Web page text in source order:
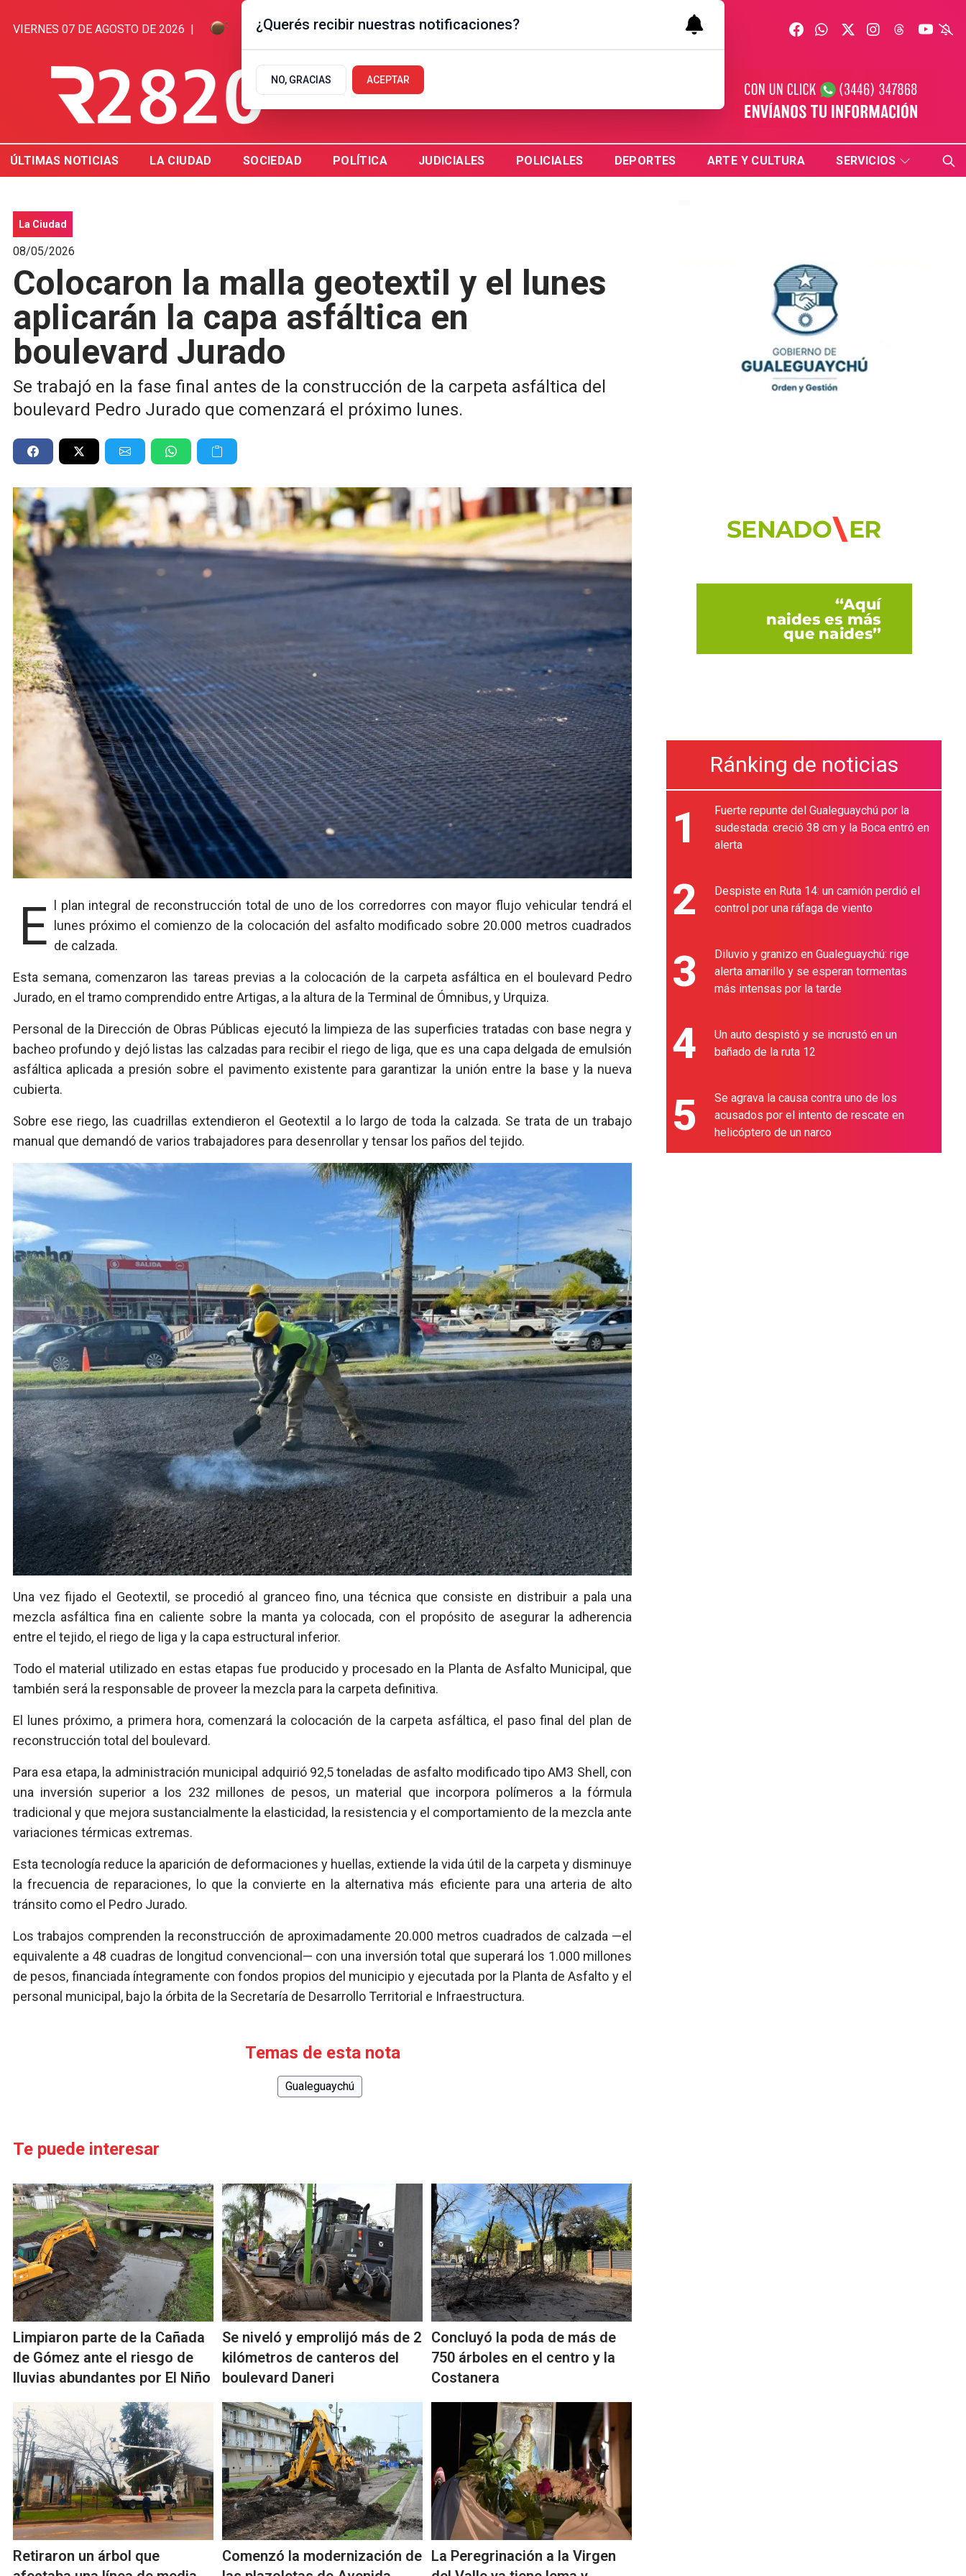
VIERNES 07 DE AGOSTO DE 2026 | 8.3ºC | GUALEGUAYCHÚ, AR
ÚLTIMAS NOTICIAS LA CIUDAD SOCIEDAD POLÍTICA JUDICIALES POLICIALES DEPORTES ARTE Y CULTURA SERVICIOS
La Ciudad
08/05/2026
Colocaron la malla geotextil y el lunes
aplicarán la capa asfáltica en
boulevard Jurado
Se trabajó en la fase final antes de la construcción de la carpeta asfáltica del
boulevard Pedro Jurado que comenzará el próximo lunes.
El plan integral de reconstrucción total de uno de los corredorres con mayor flujo vehicular tendrá el
lunes próximo el comienzo de la colocación del asfalto modificado sobre 20.000 metros cuadrados
de calzada.
Esta semana, comenzaron las tareas previas a la colocación de la carpeta asfáltica en el boulevard Pedro
Jurado, en el tramo comprendido entre Artigas, a la altura de la Terminal de Ómnibus, y Urquiza.
Personal de la Dirección de Obras Públicas ejecutó la limpieza de las superficies tratadas con base negra y
bacheo profundo y dejó listas las calzadas para recibir el riego de liga, que es una capa delgada de emulsión
asfáltica aplicada a presión sobre el pavimento existente para garantizar la unión entre la base y la nueva
cubierta.
Sobre ese riego, las cuadrillas extendieron el Geotextil a lo largo de toda la calzada. Se trata de un trabajo
manual que demandó de varios trabajadores para desenrollar y tensar los paños del tejido.
Una vez fijado el Geotextil, se procedió al granceo fino, una técnica que consiste en distribuir a pala una
mezcla asfáltica fina en caliente sobre la manta ya colocada, con el propósito de asegurar la adherencia
entre el tejido, el riego de liga y la capa estructural inferior.
Todo el material utilizado en estas etapas fue producido y procesado en la Planta de Asfalto Municipal, que
también será la responsable de proveer la mezcla para la carpeta definitiva.
El lunes próximo, a primera hora, comenzará la colocación de la carpeta asfáltica, el paso final del plan de
reconstrucción total del boulevard.
Para esa etapa, la administración municipal adquirió 92,5 toneladas de asfalto modificado tipo AM3 Shell, con
una inversión superior a los 232 millones de pesos, un material que incorpora polímeros a la fórmula
tradicional y que mejora sustancialmente la elasticidad, la resistencia y el comportamiento de la mezcla ante
variaciones térmicas extremas.
Esta tecnología reduce la aparición de deformaciones y huellas, extiende la vida útil de la carpeta y disminuye
la frecuencia de reparaciones, lo que la convierte en la alternativa más eficiente para una arteria de alto
tránsito como el Pedro Jurado.
Los trabajos comprenden la reconstrucción de aproximadamente 20.000 metros cuadrados de calzada —el
equivalente a 48 cuadras de longitud convencional— con una inversión total que superará los 1.000 millones
de pesos, financiada íntegramente con fondos propios del municipio y ejecutada por la Planta de Asfalto y el
personal municipal, bajo la órbita de la Secretaría de Desarrollo Territorial e Infraestructura.
Temas de esta nota
Gualeguaychú
Te puede interesar
Limpiaron parte de la Cañada
de Gómez ante el riesgo de
lluvias abundantes por El Niño
Se niveló y emprolijó más de 2
kilómetros de canteros del
boulevard Daneri
Concluyó la poda de más de
750 árboles en el centro y la
Costanera
Retiraron un árbol que
Comenzó la modernización de La Peregrinación a la Virgen
Ránking de noticias
1
Fuerte repunte del Gualeguaychú por la
sudestada: creció 38 cm y la Boca entró en
alerta
2
Despiste en Ruta 14: un camión perdió el
control por una ráfaga de viento
3
Diluvio y granizo en Gualeguaychú: rige
alerta amarillo y se esperan tormentas
más intensas por la tarde
4
Un auto despistó y se incrustó en un
bañado de la ruta 12
5
Se agrava la causa contra uno de los
acusados por el intento de rescate en
helicóptero de un narco
¿Querés recibir nuestras notificaciones?
NO, GRACIAS ACEPTAR